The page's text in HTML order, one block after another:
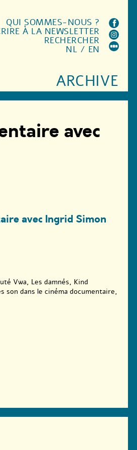
ARCHIVE
QUI SOMMES-NOUS ?
À LA NEWSLETTER
RECHERCHER
NL / EN
avec
avec Ingrid Simon
Vwa, Les damnés, Kind
son dans le cinéma documentaire,